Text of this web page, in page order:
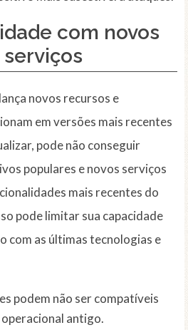
com novos
serviços
novos recursos e
em versões mais recentes
pode não conseguir
populares e novos serviços
mais recentes do
pode limitar sua capacidade
com as últimas tecnologias e
podem não ser compatíveis
antigo.